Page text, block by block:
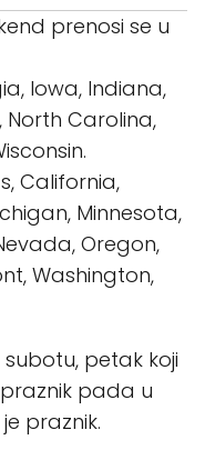
prenosi se u
Iowa, Indiana,
North Carolina,
California,
Minnesota,
Oregon,
Washington,
petak koji
pada u
praznik.